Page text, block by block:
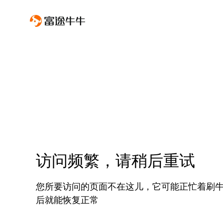
访问频繁，请稍后重试
您所要访问的页面不在这儿，它可能正忙着刷
后就能恢复正常